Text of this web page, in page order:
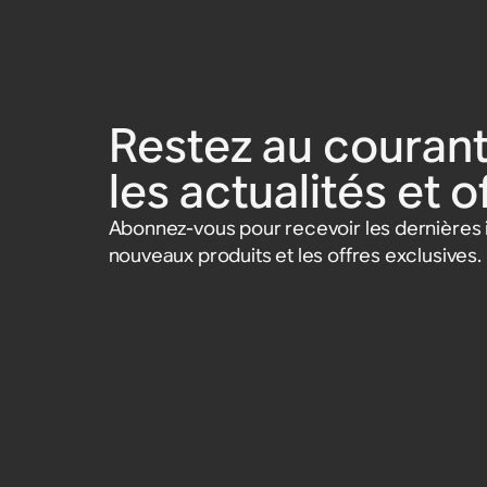
Restez au
les actualités et
Abonnez-vous pour recevoir les dernières
nouveaux produits et les offres exclusives.